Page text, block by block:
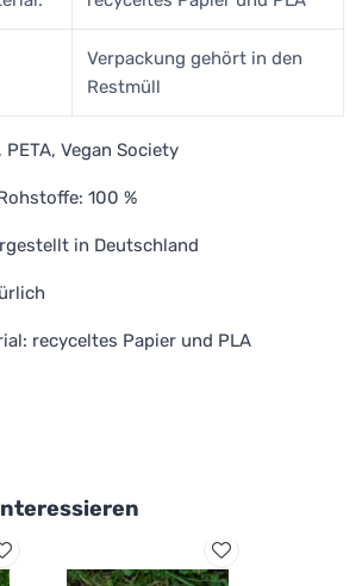
Verpackung gehört in den
Restmüll
Vegan Society
100 %
in Deutschland
recyceltes Papier und PLA